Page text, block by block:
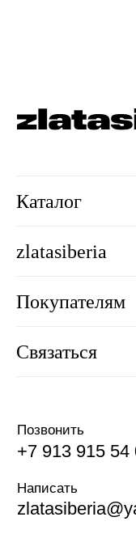
Каталог
zlatasiberia
Покупателям
Связаться